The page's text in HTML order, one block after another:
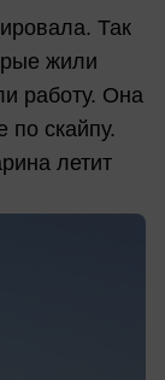
Так
жили
работу. Она
по скайпу.
летит